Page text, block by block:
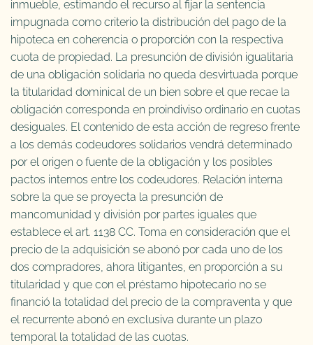
inmueble, estimando el recurso al fijar la sentencia
impugnada como criterio la distribución del pago de la
hipoteca en coherencia o proporción con la respectiva
cuota de propiedad. La presunción de división igualitaria
de una obligación solidaria no queda desvirtuada porque
la titularidad dominical de un bien sobre el que recae la
obligación corresponda en proindiviso ordinario en cuotas
desiguales. El contenido de esta acción de regreso frente
a los demás codeudores solidarios vendrá determinado
por el origen o fuente de la obligación y los posibles
pactos internos entre los codeudores. Relación interna
sobre la que se proyecta la presunción de
mancomunidad y división por partes iguales que
establece el art. 1138 CC. Toma en consideración que el
precio de la adquisición se abonó por cada uno de los
dos compradores, ahora litigantes, en proporción a su
titularidad y que con el préstamo hipotecario no se
financió la totalidad del precio de la compraventa y que
el recurrente abonó en exclusiva durante un plazo
temporal la totalidad de las cuotas.